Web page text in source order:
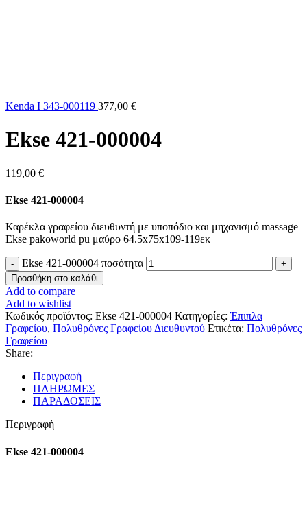
Kenda I 343-000119 377,00 €
Ekse 421-000004
119,00 €
Ekse 421-000004
Καρέκλα γραφείου διευθυντή με υποπόδιο και μηχανισμό massage
Ekse pakoworld pu μαύρο 64.5x75x109-119εκ
Ekse 421-000004 ποσότητα
Προσθήκη στο καλάθι
Add to compare
Add to wishlist
Κωδικός προϊόντος: Ekse 421-000004 Κατηγορίες: Έπιπλα
Γραφείου, Πολυθρόνες Γραφείου Διευθυντού Ετικέτα: Πολυθρόνες
Γραφείου
Share:
Περιγραφή
ΠΛΗΡΩΜΕΣ
ΠΑΡΑΔΟΣΕΙΣ
Περιγραφή
Ekse 421-000004